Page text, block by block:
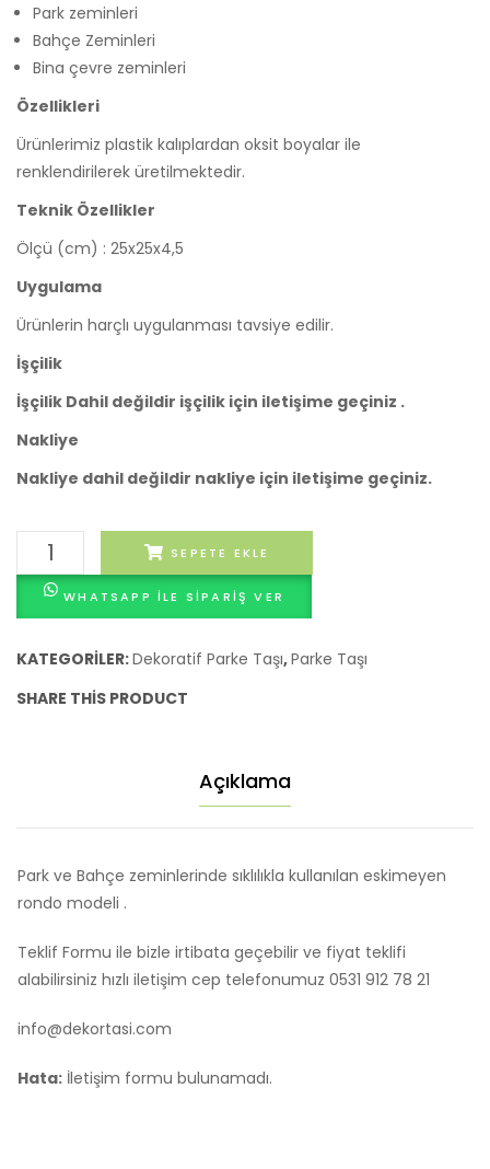
Park zeminleri
Bahçe Zeminleri
Bina çevre zeminleri
Özellikleri
Ürünlerimiz plastik kalıplardan oksit boyalar ile
renklendirilerek üretilmektedir.
Teknik Özellikler
Ölçü (cm) : 25x25x4,5
Uygulama
Ürünlerin harçlı uygulanması tavsiye edilir.
İşçilik
İşçilik Dahil değildir işçilik için iletişime geçiniz .
Nakliye
Nakliye dahil değildir nakliye için iletişime geçiniz.
Rondo
Bahçe
Taşı
SEPETE EKLE
WHATSAPP ILE SIPARIŞ VER
KATEGORILER:Dekoratif Parke Taşı,Parke Taşı
SHARE THIS PRODUCT
Açıklama
Park ve Bahçe zeminlerinde sıklılıkla kullanılan eskimeyen
rondo modeli .
Teklif Formu ile bizle irtibata geçebilir ve fiyat teklifi
alabilirsiniz hızlı iletişim cep telefonumuz 0531 912 78 21
info@dekortasi.com
Hata: İletişim formu bulunamadı.